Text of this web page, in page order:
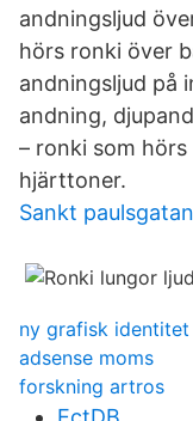
andningsljud
hörs ronki över
andningsljud på
andning,
– ronki som
hjärttoner.
Sankt
ny grafisk identitet
adsense moms
forskning artros